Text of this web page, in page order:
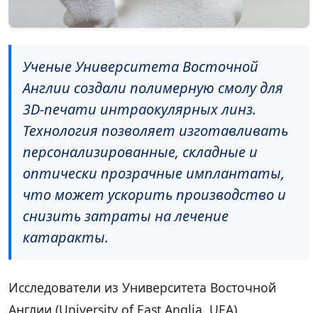
Ученые Университета Восточной
Англии создали полимерную смолу для
3D-печати интраокулярных линз.
Технология позволяет изготавливать
персонализированные, складные и
оптически прозрачные имплантаты,
что может ускорить производство и
снизить затраты на лечение
катаракты.
Исследователи из Университета Восточной
Англии (University of East Anglia, UEA)